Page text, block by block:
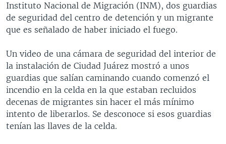
Instituto Nacional de Migración (INM), dos guardias
de seguridad del centro de detención y un migrante
que es señalado de haber iniciado el fuego.
Un video de una cámara de seguridad del interior de
la instalación de Ciudad Juárez mostró a unos
guardias que salían caminando cuando comenzó el
incendio en la celda en la que estaban recluidos
decenas de migrantes sin hacer el más mínimo
intento de liberarlos. Se desconoce si esos guardias
tenían las llaves de la celda.